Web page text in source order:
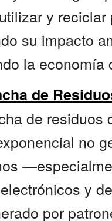
y reciclar
su impacto
la economía
de
de residuos
no
y
por